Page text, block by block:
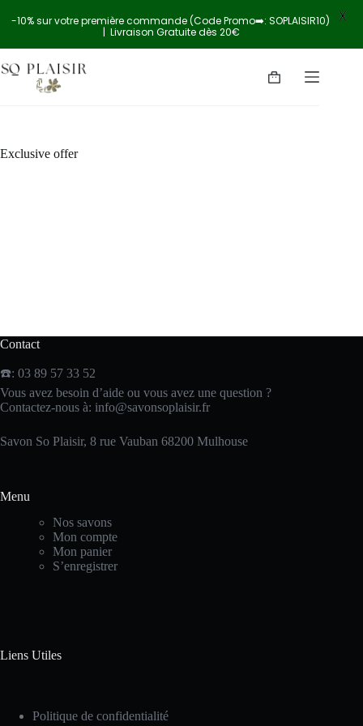
Exclusive offer
Contact
☎️: 03 89 57 33 52
Vous avez besoin d’aide ou vous avez une question ?
Contactez-nous à: info@savonsoplaisir.fr
Savon So Plaisir, 8 rue Vauban 68200 Mulhouse
Menu
Nos savons
Mon compte
Mon panier
S’enregistrer
Liens Utiles
Politique de confidentialité
-10% sur votre première commande (Code Promo➡️: SOPLAISIR10)
| Livraison Gratuite dès 20€
X